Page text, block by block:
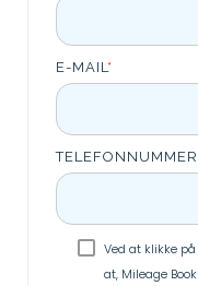
E-MAIL*
TELEFONNUMMER
Ved at klikke
at, Mileage